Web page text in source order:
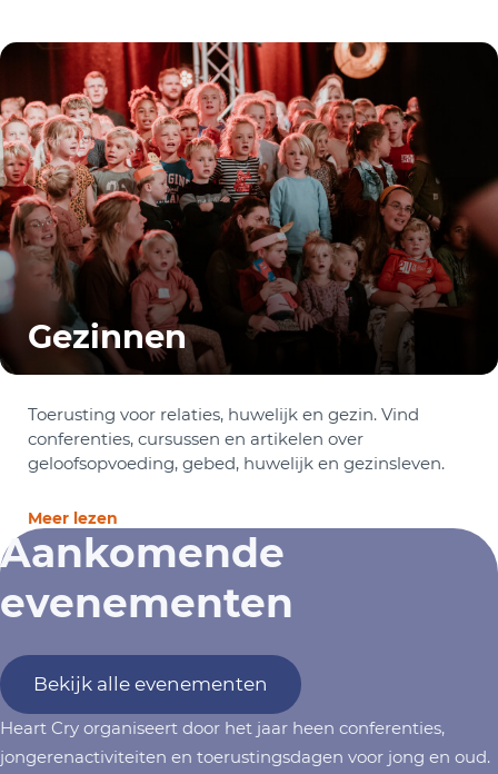
Gezinnen
Toerusting voor relaties, huwelijk en gezin. Vind
conferenties, cursussen en artikelen over
geloofsopvoeding, gebed, huwelijk en gezinsleven.
Meer lezen
Aankomende
evenementen
Bekijk alle evenementen
Heart Cry organiseert door het jaar heen conferenties,
jongerenactiviteiten en toerustingsdagen voor jong en oud.